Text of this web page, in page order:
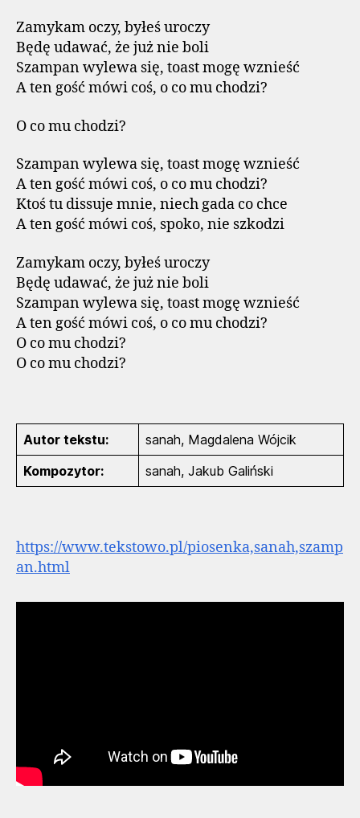
Zamykam oczy, byłeś uroczy
Będę udawać, że już nie boli
Szampan wylewa się, toast mogę wznieść
A ten gość mówi coś, o co mu chodzi?
O co mu chodzi?
Szampan wylewa się, toast mogę wznieść
A ten gość mówi coś, o co mu chodzi?
Ktoś tu dissuje mnie, niech gada co chce
A ten gość mówi coś, spoko, nie szkodzi
Zamykam oczy, byłeś uroczy
Będę udawać, że już nie boli
Szampan wylewa się, toast mogę wznieść
A ten gość mówi coś, o co mu chodzi?
O co mu chodzi?
O co mu chodzi?
Autor tekstu:
sanah, Magdalena Wójcik
Kompozytor:
sanah, Jakub Galiński
https://www.tekstowo.pl/piosenka,sanah,szamp
an.html